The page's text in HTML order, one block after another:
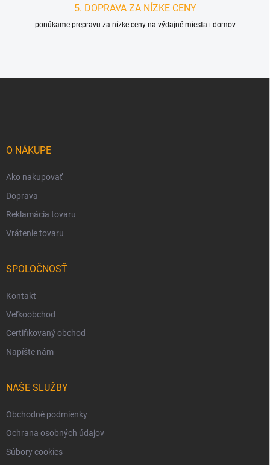
5. DOPRAVA ZA NÍZKE CENY
ponúkame prepravu za nízke ceny na výdajné miesta i domov
O NÁKUPE
Ako nakupovať
Doprava
Reklamácia tovaru
Vrátenie tovaru
SPOLOČNOSŤ
Kontakt
Veľkoobchod
Certifikovaný obchod
Napíšte nám
NAŠE SLUŽBY
Obchodné podmienky
Ochrana osobných údajov
Súbory cookies